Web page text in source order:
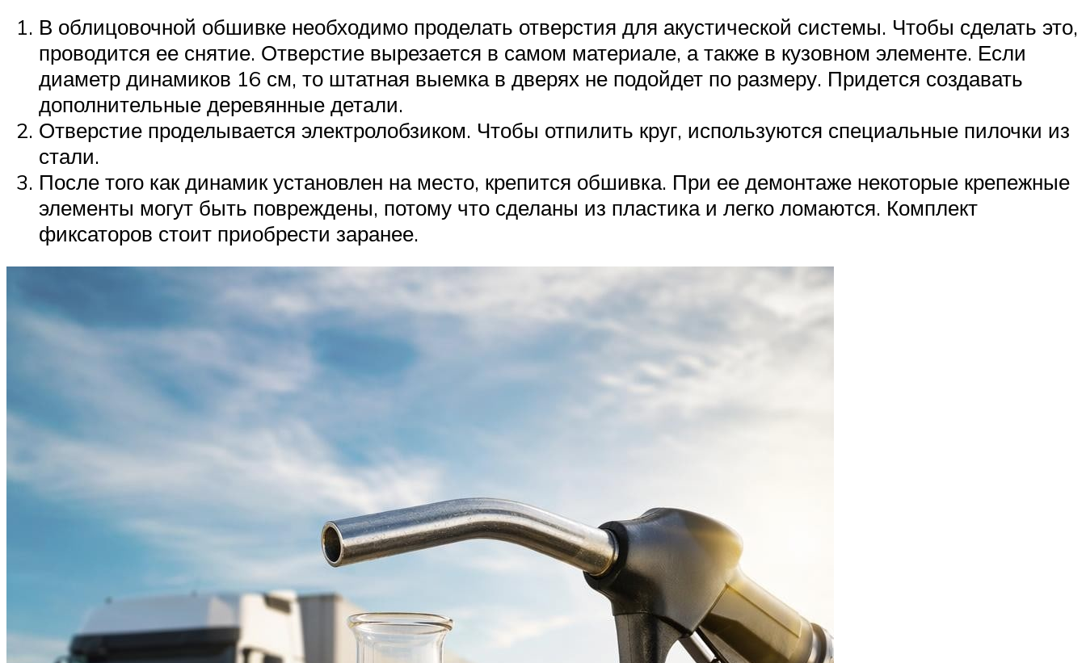
В облицовочной обшивке необходимо проделать отверстия для акустической системы. Чтобы сделать это,
проводится ее снятие. Отверстие вырезается в самом материале, а также в кузовном элементе. Если
диаметр динамиков 16 см, то штатная выемка в дверях не подойдет по размеру. Придется создавать
дополнительные деревянные детали.
Отверстие проделывается электролобзиком. Чтобы отпилить круг, используются специальные пилочки из
стали.
После того как динамик установлен на место, крепится обшивка. При ее демонтаже некоторые крепежные
элементы могут быть повреждены, потому что сделаны из пластика и легко ломаются. Комплект
фиксаторов стоит приобрести заранее.